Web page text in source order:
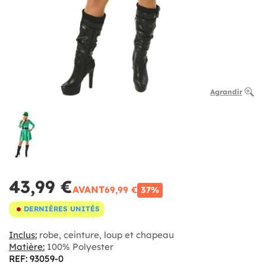
Agrandir
43,99 €AVANT69,99 € 37%
DERNIÈRES UNITÉS
Inclus: robe, ceinture, loup et chapeau
Matière: 100% Polyester
REF: 93059-0